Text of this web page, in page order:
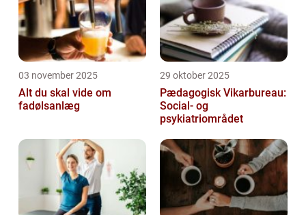
03 november 2025
Alt du skal vide om
fadølsanlæg
29 oktober 2025
Pædagogisk Vikarbureau:
Social- og
psykiatriområdet